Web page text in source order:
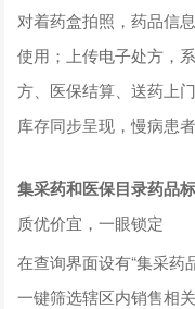
对着药盒拍照，药品信
使用；上传电子处方，
方、医保结算、送药上
库存同步呈现，慢病患
集采药和医保目录药品
质优价宜，一眼锁定
在查询界面设有“集采药
一键筛选辖区内销售相